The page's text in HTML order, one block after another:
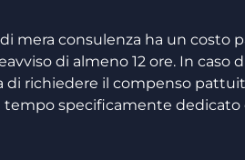
mera consulenza ha un costo
di almeno 12 ore. In caso
di richiedere il compenso
tempo specificamente dedicato